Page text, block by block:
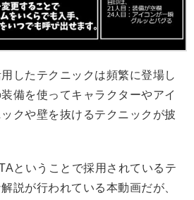
したテクニックは頻繁に登場し
備を使ってキャラクターやアイ
クや壁を抜けるテクニックが披
ということで採用されているテ
説が行われている本動画だが、